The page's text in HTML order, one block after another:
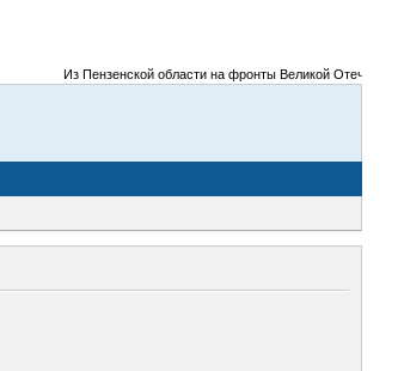
Из Пензенской области на фронты Великой